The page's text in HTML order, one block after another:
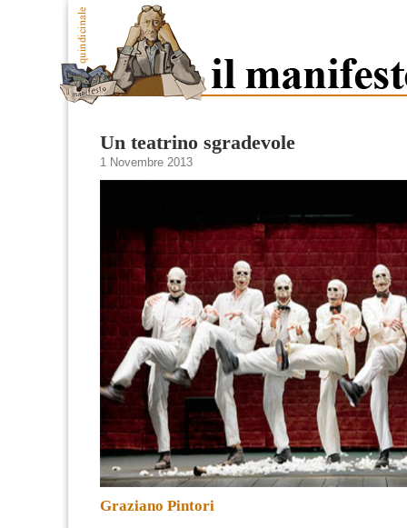
Un teatrino sgradevole
1 Novembre 2013
Graziano Pintori